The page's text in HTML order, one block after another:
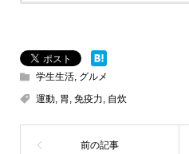
学生生活, グルメ
運動, 胃, 免疫力, 自炊